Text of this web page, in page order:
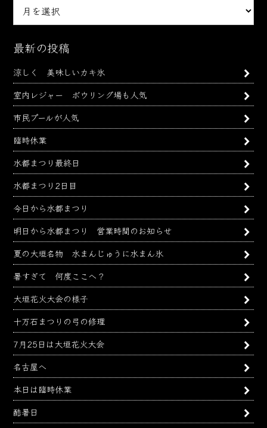
ー
イ
ブ
最新の投稿
涼しく 美味しいカキ氷
室内レジャー ボウリング場も人気
市民プールが人気
臨時休業
水都まつり最終日
水都まつり2日目
今日から水都まつり
明日から水都まつり 営業時間のお知らせ
夏の大垣名物 水まんじゅうに水まん氷
暑すぎて 何度ここへ？
大垣花火大会の様子
十万石まつりの弓の修理
7月25日は大垣花火大会
名古屋へ
本日は臨時休業
酷暑日